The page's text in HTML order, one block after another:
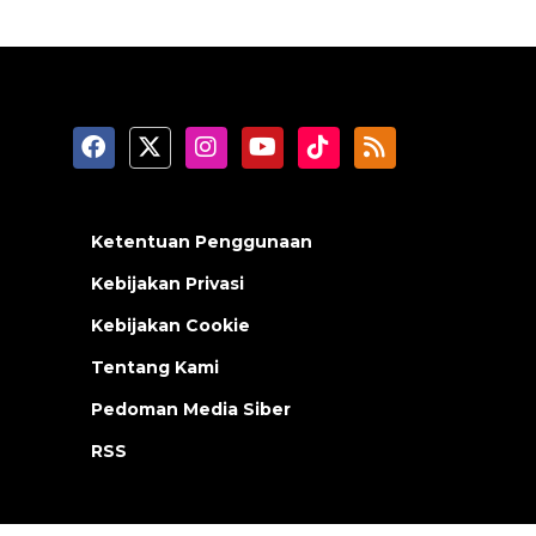
Ketentuan Penggunaan
Kebijakan Privasi
Kebijakan Cookie
Tentang Kami
Pedoman Media Siber
RSS